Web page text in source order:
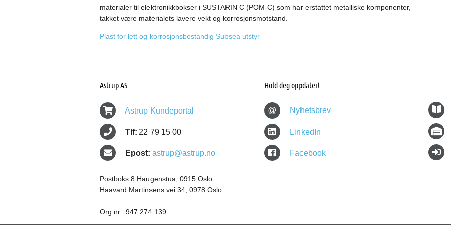
materialer til elektronikkbokser i SUSTARIN C (POM-C) som har erstattet metalliske komponenter,
takket være materialets lavere vekt og korrosjonsmotstand.
Plast for lett og korrosjonsbestandig Subsea utstyr
Astrup AS
Astrup Kundeportal
Tlf: 22 79 15 00
Epost: astrup@astrup.no
Postboks 8 Haugenstua, 0915 Oslo
Haavard Martinsens vei 34, 0978 Oslo
Org.nr.: 947 274 139
Hold deg oppdatert
@ Nyhetsbrev
LinkedIn
Facebook